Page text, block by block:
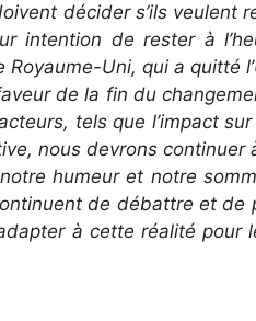
décider s’ils veulent
de rester à
Royaume-Uni, qui a
de la fin du
tels que l’impact
nous devrons continuer
humeur et notre
de débattre et
à cette réalité